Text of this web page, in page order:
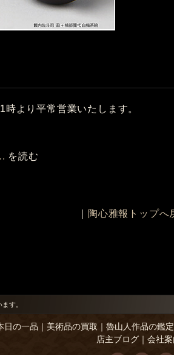
より平常営業いたします。
を読む
陶心雅報トップへ
す。
日の一品 美術品の買取 魯山人作品の鑑定
店主ブログ
会社案